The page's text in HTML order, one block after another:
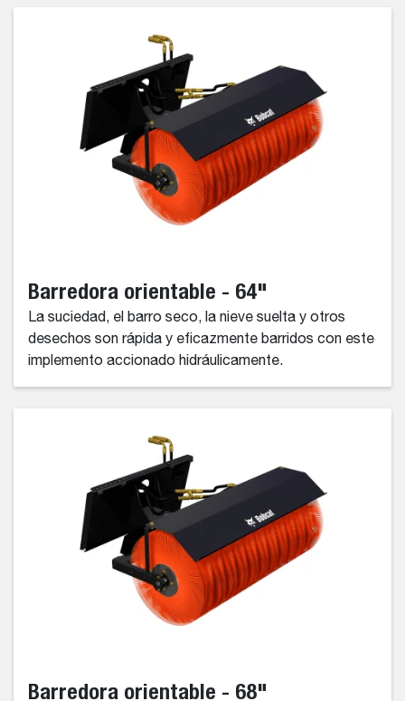
Barredora orientable - 64"
La suciedad, el barro seco, la nieve suelta y otros
desechos son rápida y eficazmente barridos con este
implemento accionado hidráulicamente.
Barredora orientable - 68"